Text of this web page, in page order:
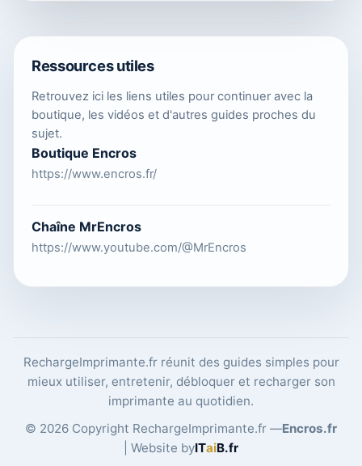
Ressources utiles
Retrouvez ici les liens utiles pour continuer avec la
boutique, les vidéos et d'autres guides proches du
sujet.
Boutique Encros
https://www.encros.fr/
Chaîne MrEncros
https://www.youtube.com/@MrEncros
RechargeImprimante.fr réunit des guides simples pour
mieux utiliser, entretenir, débloquer et recharger son
imprimante au quotidien.
© 2026 Copyright RechargeImprimante.fr —Encros.fr
| Website byITaiB.fr